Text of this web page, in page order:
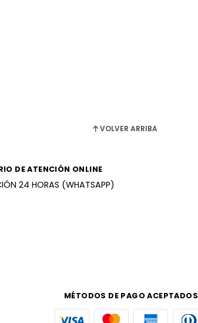
VOLVER ARRIBA
DE ATENCIÓN ONLINE
24 HORAS (WHATSAPP)
MÉTODOS DE PAGO ACEPTADOS